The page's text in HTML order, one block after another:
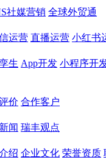
社媒营销 全球外贸通
运营 直播运营 小红书
生 App开发 小程序开
价 合作客户
闻 瑞丰观点
绍 企业文化 荣誉资质